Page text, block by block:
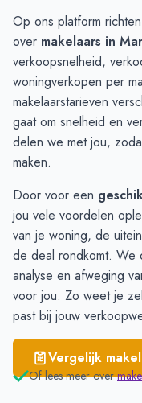
Harreveld
Lichtenvoorde
Mariënvelde
Zieuwent
Vragender
Beltrum
Op ons platform
over makelaars in
verkoopsnelheid,
woningverkopen per
makelaarstarieven
gaat om snelheid en
delen we met jou,
maken.
Door voor een
jou vele voordelen
van je woning, de
de deal rondkomt.
analyse en afweging
voor jou. Zo weet je
past bij jouw
Vergelijk
Of lees meer over